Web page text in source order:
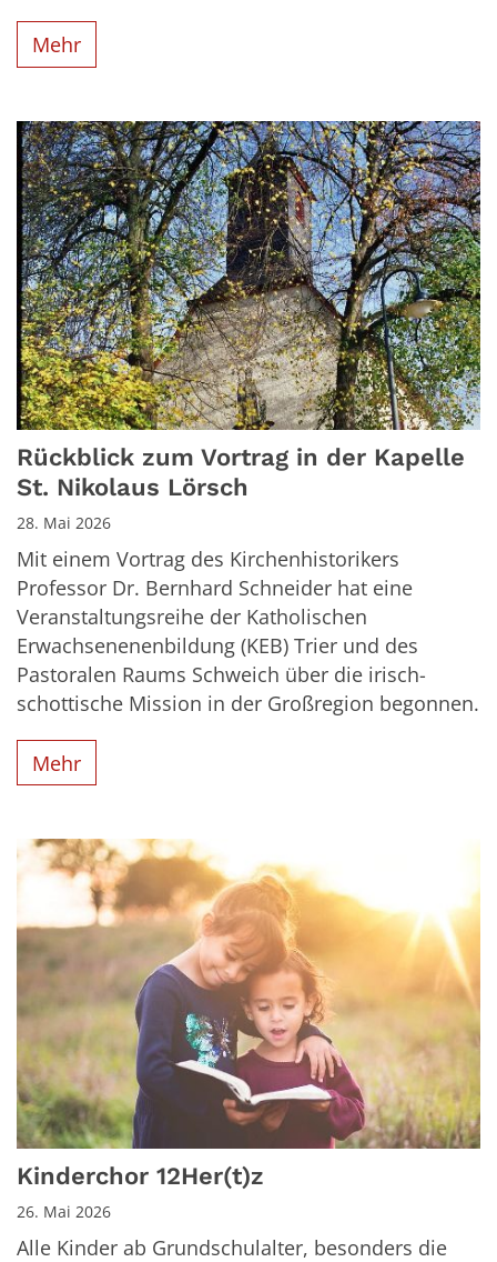
Mehr
Rückblick zum Vortrag in der Kapelle
St. Nikolaus Lörsch
28. Mai 2026
Mit einem Vortrag des Kirchenhistorikers
Professor Dr. Bernhard Schneider hat eine
Veranstaltungsreihe der Katholischen
Erwachsenenenbildung (KEB) Trier und des
Pastoralen Raums Schweich über die irisch-
schottische Mission in der Großregion begonnen.
Mehr
Kinderchor 12Her(t)z
26. Mai 2026
Alle Kinder ab Grundschulalter, besonders die